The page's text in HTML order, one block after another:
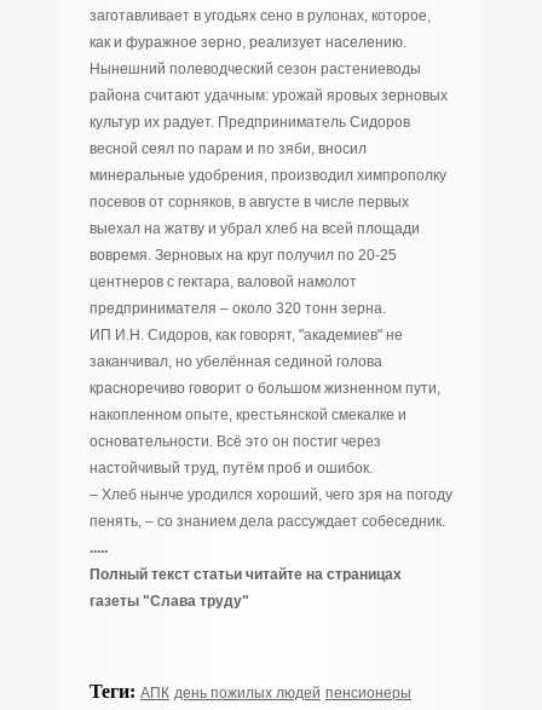
заготавливает в угодьях сено в рулонах, которое,
как и фуражное зерно, реализует населению.
Нынешний полеводческий сезон растениеводы
района считают удачным: урожай яровых зерновых
культур их радует. Предприниматель Сидоров
весной сеял по парам и по зяби, вносил
минеральные удобрения, производил химпрополку
посевов от сорняков, в августе в числе первых
выехал на жатву и убрал хлеб на всей площади
вовремя. Зерновых на круг получил по 20-25
центнеров с гектара, валовой намолот
предпринимателя – около 320 тонн зерна.
ИП И.Н. Сидоров, как говорят, "академиев" не
заканчивал, но убелённая сединой голова
красноречиво говорит о большом жизненном пути,
накопленном опыте, крестьянской смекалке и
основательности. Всё это он постиг через
настойчивый труд, путём проб и ошибок.
– Хлеб нынче уродился хороший, чего зря на погоду
пенять, – со знанием дела рассуждает собеседник.
.....
Полный текст статьи читайте на страницах
газеты "Слава труду"
Теги: АПК день пожилых людей пенсионеры